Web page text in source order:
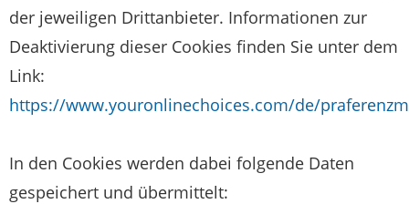
der jeweiligen Drittanbieter. Informationen zur
Deaktivierung dieser Cookies finden Sie unter dem
Link:
https://www.youronlinechoices.com/de/
In den Cookies werden dabei folgende Daten
gespeichert und übermittelt: